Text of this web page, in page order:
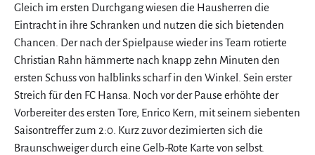
Gleich im ersten Durchgang wiesen die Hausherren die
Eintracht in ihre Schranken und nutzen die sich bietenden
Chancen. Der nach der Spielpause wieder ins Team rotierte
Christian Rahn hämmerte nach knapp zehn Minuten den
ersten Schuss von halblinks scharf in den Winkel. Sein erster
Streich für den FC Hansa. Noch vor der Pause erhöhte der
Vorbereiter des ersten Tore, Enrico Kern, mit seinem siebenten
Saisontreffer zum 2:0. Kurz zuvor dezimierten sich die
Braunschweiger durch eine Gelb-Rote Karte von selbst.